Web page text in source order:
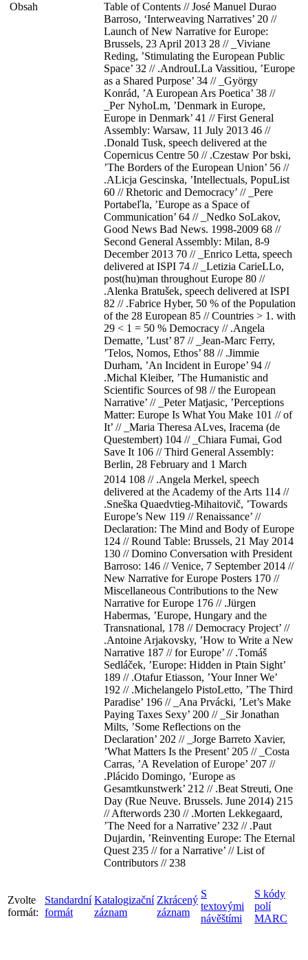
Obsah
Table of Contents // José Manuel Durao
Barroso, ‘Interweaving Narratives’ 20 //
Launch of New Narrative for Europe:
Brussels, 23 April 2013 28 // _Viviane
Reding, ’Stimulating the European Public
Space’ 32 // .AndrouLLa Vassitiou, ’Europe
as a Shared Purpose’ 34 // _György
Konrád, ’A European Ars Poetica’ 38 //
_Рег NyhoLm, ’Denmark in Europe,
Europe in Denmark’ 41 // First General
Assembly: Warsaw, 11 July 2013 46 //
.Donald Tusk, speech delivered at the
Copernicus Centre 50 // .Czestaw Por bski,
’The Borders of the European Union’ 56 //
.ALicja Gescinska, ’Intellectuals, PopuList
60 // Rhetoric and Democracy’ // _Pere
Portabeľla, ’Europe as a Space of
Communication’ 64 // _Nedko SoLakov,
Good News Bad News. 1998-2009 68 //
Second General Assembly: Milan, 8-9
December 2013 70 // _Enrico Letta, speech
delivered at ISPI 74 // _Letizia CarieLLo,
post(hu)man throughout Europe 80 //
.Alenka Bratušek, speech delivered at ISPI
82 // .Fabrice Hyber, 50 % of the Population
of the 28 European 85 // Countries > 1. with
29 < 1 = 50 % Democracy // .Angela
Dematte, ’Lust’ 87 // _Jean-Marc Ferry,
’Telos, Nomos, Ethos’ 88 // .Jimmie
Durham, ’An Incident in Europe’ 94 //
.Michal Kleiber, ’The Humanistic and
Scientific Sources of 98 // the European
Narrative’ // _Peter Matjasic, ’Perceptions
Matter: Europe Is What You Make 101 // of
It’ // _Maria Theresa ALves, Iracema (de
Questembert) 104 // _Chiara Fumai, God
Save It 106 // Third General Assembly:
Berlin, 28 February and 1 March
2014 108 // .Angela Merkel, speech
delivered at the Academy of the Arts 114 //
.Sneška Quaedvtieg-Mihaitovič, ’Towards
Europe’s New 119 // Renaissance’ //
Declaration: The Mind and Body of Europe
124 // Round Table: Brussels, 21 May 2014
130 // Domino Conversation with President
Barroso: 146 // Venice, 7 September 2014 //
New Narrative for Europe Posters 170 //
Miscellaneous Contributions to the New
Narrative for Europe 176 // .Jürgen
Habermas, ’Europe, Hungary and the
Transnational, 178 // Democracy Project’ //
.Antoine Arjakovsky, ’How to Write a New
Narrative 187 // for Europe’ // .Tomáš
Sedláček, ’Europe: Hidden in Ptain Sight’
189 // .Otafur Etiasson, ’Your Inner We’
192 // .Michelangelo PistoLetto, ’The Third
Paradise’ 196 // _Ana Prvácki, ’Let’s Make
Paying Taxes Sexy’ 200 // _Sir Jonathan
Milts, ’Some Reflections on the
Declaration’ 202 // _Jorge Barreto Xavier,
’What Matters Is the Present’ 205 // _Costa
Carras, ’А Revelation of Europe’ 207 //
.Plácido Domingo, ’Europe as
Gesamtkunstwerk’ 212 // .Beat Streuti, One
Day (Rue Neuve. Brussels. June 2014) 215
// Afterwords 230 // .Morten Lekkegaard,
’The Need for a Narrative’ 232 // .Paut
Dujardin, ’Reinventing Europe: The Eternal
Quest 235 // for a Narrative’ // List of
Contributors // 238
Zvolte
formát:
Standardní
formát
Katalogizační
záznam
Zkrácený
záznam
S
textovými
návěštími
S kódy
polí
MARC